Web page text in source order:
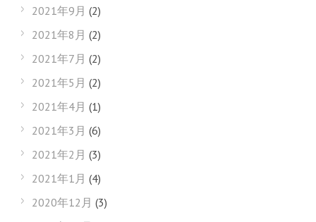
2021年9月 (2)
2021年8月 (2)
2021年7月 (2)
2021年5月 (2)
2021年4月 (1)
2021年3月 (6)
2021年2月 (3)
2021年1月 (4)
2020年12月 (3)